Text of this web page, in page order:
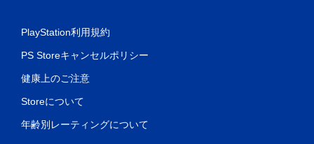
PlayStation利用規約
PS Storeキャンセルポリシー
健康上のご注意
Storeについて
年齢別レーティングについて